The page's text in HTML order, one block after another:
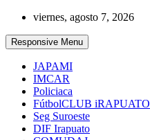
Skip
content
viernes, agosto 7, 2026
Responsive Menu
JAPAMI
IMCAR
Policiaca
FútbolCLUB iRAPUATO
Seg Suroeste
DIF Irapuato